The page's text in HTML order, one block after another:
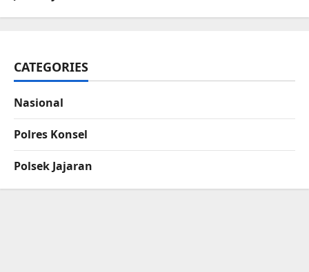
CATEGORIES
Nasional
Polres Konsel
Polsek Jajaran